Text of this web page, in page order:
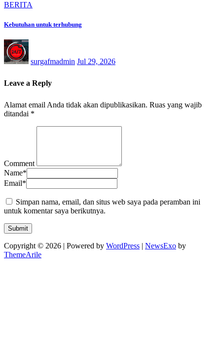
BERITA
Kebutuhan untuk terhubung
surgafmadmin Jul 29, 2026
Leave a Reply
Alamat email Anda tidak akan dipublikasikan. Ruas yang wajib
ditandai *
Comment
Name*
Email*
Simpan nama, email, dan situs web saya pada peramban ini
untuk komentar saya berikutnya.
Copyright © 2026 | Powered by WordPress | NewsExo by
ThemeArile